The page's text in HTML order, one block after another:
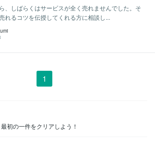
、しばらくはサービスが全く売れませんでした。そ
れるコツを伝授してくれる方に相談し...
1
初の一件をクリアしよう！